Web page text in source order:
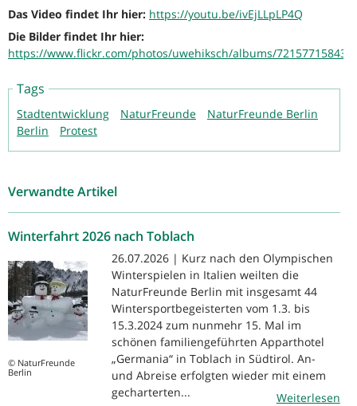
Das Video findet Ihr hier: https://youtu.be/ivEjLLpLP4Q
Die Bilder findet Ihr hier:
https://www.flickr.com/photos/uwehiksch/albums/
Tags
Stadtentwicklung NaturFreunde
NaturFreunde Berlin
Berlin
Protest
Verwandte Artikel
Winterfahrt 2026 nach Toblach
© NaturFreunde
Berlin
26.07.2026 | Kurz nach den Olympischen
Winterspielen in Italien weilten die
NaturFreunde Berlin mit insgesamt 44
Wintersportbegeisterten vom 1.3. bis
15.3.2024 zum nunmehr 15. Mal im
schönen familiengeführten Apparthotel
„Germania“ in Toblach in Südtirol. An-
und Abreise erfolgten wieder mit einem
gecharterten...
Weiterlesen